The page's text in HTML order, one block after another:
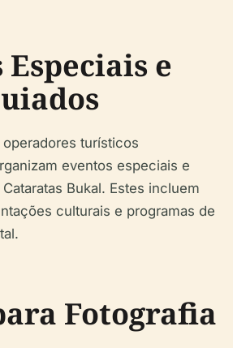
e
turísticos
eventos especiais e
Bukal. Estes incluem
culturais e programas de
Fotografia